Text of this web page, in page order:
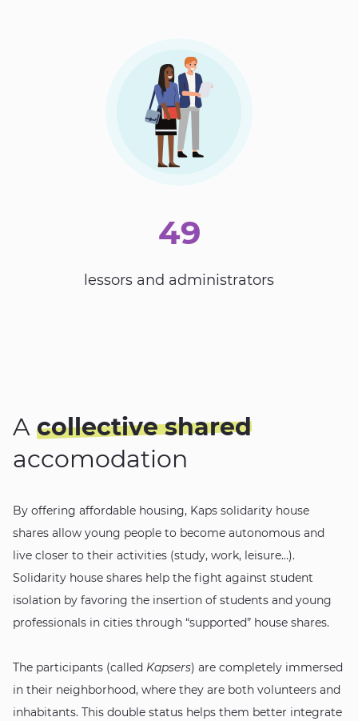
49
lessors and administrators
A collective shared
accomodation
By offering affordable housing, Kaps solidarity house
shares allow young people to become autonomous and
live closer to their activities (study, work, leisure…).
Solidarity house shares help the fight against student
isolation by favoring the insertion of students and young
professionals in cities through “supported” house shares.
The participants (called Kapsers) are completely immersed
in their neighborhood, where they are both volunteers and
inhabitants. This double status helps them better integrate